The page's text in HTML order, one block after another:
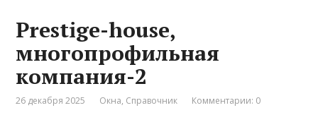
Prestige-house,
многопрофильная
компания-2
26 декабря 2025 Окна, Справочник Комментарии: 0